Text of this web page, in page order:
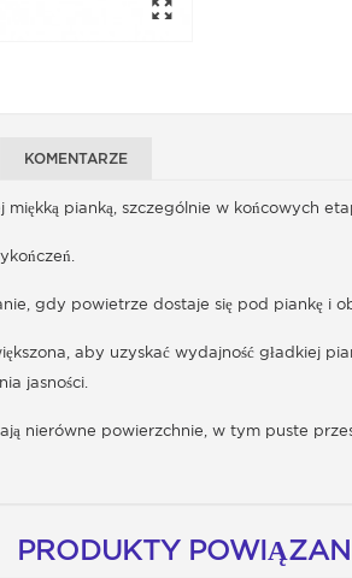
KOMENTARZE
pianką, szczególnie w końcowych
gdy powietrze dostaje się pod piankę i
aby uzyskać wydajność gładkiej
jasności.
nierówne powierzchnie, w tym puste
PRODUKTY